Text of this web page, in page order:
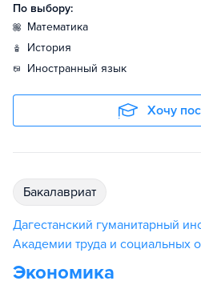
По выбору:
математика
история
иностранный язык
Хочу
бакалавриат
Дагестанский гуманитарный
Академии труда и социальных
Экономика